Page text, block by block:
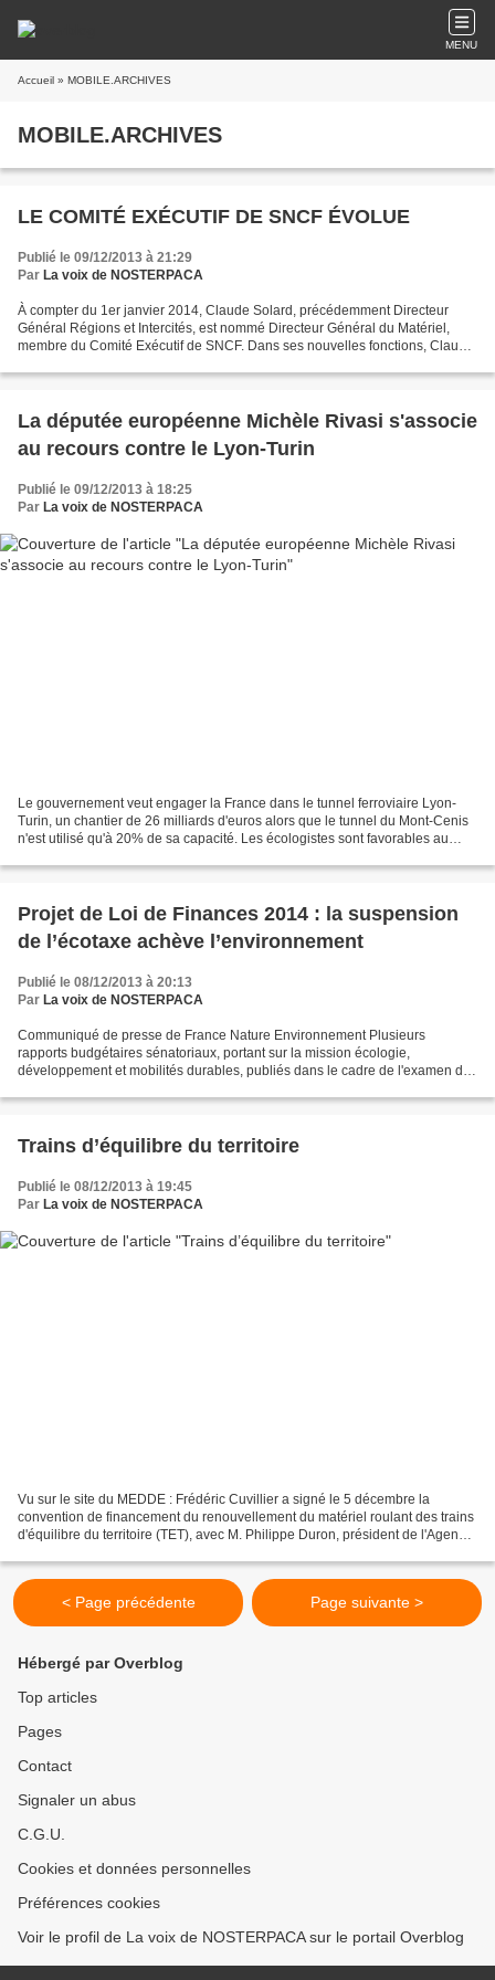
MENU
Accueil » MOBILE.ARCHIVES
MOBILE.ARCHIVES
LE COMITÉ EXÉCUTIF DE SNCF ÉVOLUE
Publié le 09/12/2013 à 21:29
Par La voix de NOSTERPACA
À compter du 1er janvier 2014, Claude Solard, précédemment Directeur
Général Régions et Intercités, est nommé Directeur Général du Matériel,
membre du Comité Exécutif de SNCF. Dans ses nouvelles fonctions, Claude
La députée européenne Michèle Rivasi s'associe
au recours contre le Lyon-Turin
Publié le 09/12/2013 à 18:25
Par La voix de NOSTERPACA
Le gouvernement veut engager la France dans le tunnel ferroviaire Lyon-
Turin, un chantier de 26 milliards d'euros alors que le tunnel du Mont-Cenis
n'est utilisé qu'à 20% de sa capacité. Les écologistes sont favorables au
Projet de Loi de Finances 2014 : la suspension
de l’écotaxe achève l’environnement
Publié le 08/12/2013 à 20:13
Par La voix de NOSTERPACA
Communiqué de presse de France Nature Environnement Plusieurs
rapports budgétaires sénatoriaux, portant sur la mission écologie,
développement et mobilités durables, publiés dans le cadre de l'examen du
Trains d’équilibre du territoire
Publié le 08/12/2013 à 19:45
Par La voix de NOSTERPACA
Vu sur le site du MEDDE : Frédéric Cuvillier a signé le 5 décembre la
convention de financement du renouvellement du matériel roulant des trains
d'équilibre du territoire (TET), avec M. Philippe Duron, président de l'Agence
< Page précédente Page suivante >
Hébergé par Overblog
Top articles
Pages
Contact
Signaler un abus
C.G.U.
Cookies et données personnelles
Préférences cookies
Voir le profil de La voix de NOSTERPACA sur le portail Overblog